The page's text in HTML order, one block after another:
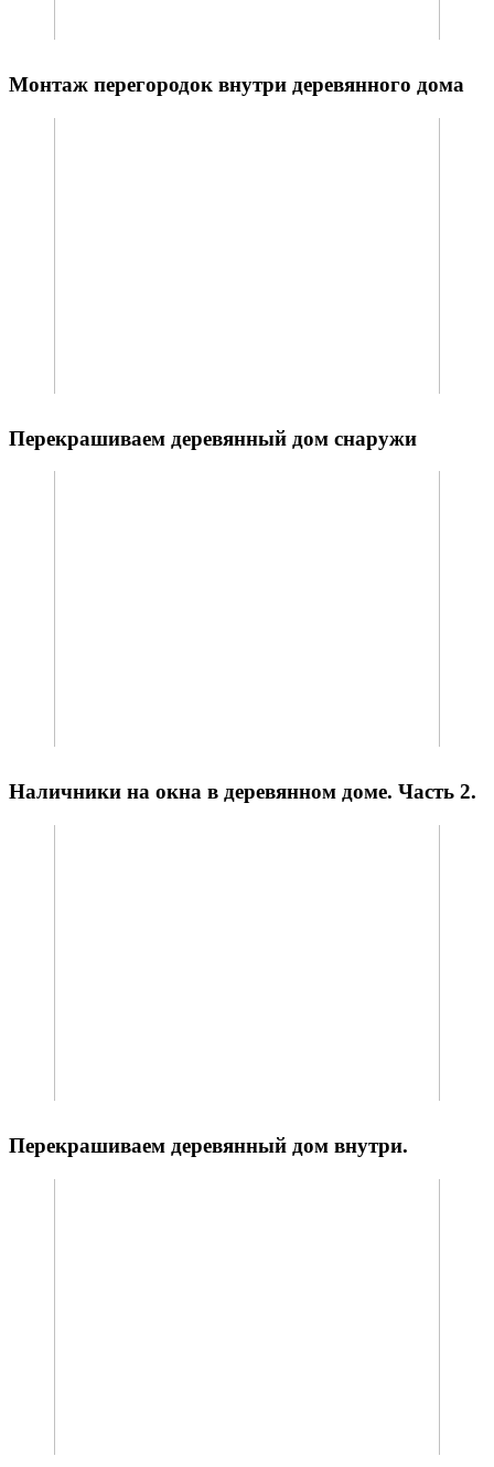
Монтаж перегородок внутри деревянного дома
Перекрашиваем деревянный дом снаружи
Наличники на окна в деревянном доме. Часть 2.
Перекрашиваем деревянный дом внутри.